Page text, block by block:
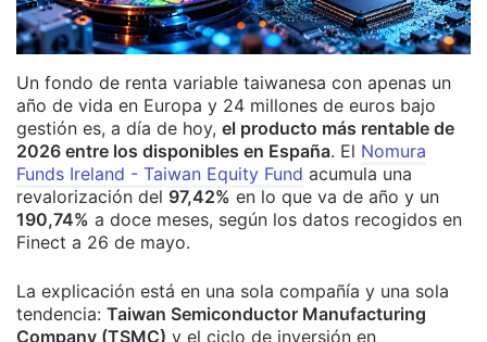
Un fondo de renta variable taiwanesa con apenas un
año de vida en Europa y 24 millones de euros bajo
gestión es, a día de hoy, el producto más rentable de
2026 entre los disponibles en España. El Nomura
Funds Ireland - Taiwan Equity Fund acumula una
revalorización del 97,42% en lo que va de año y un
190,74% a doce meses, según los datos recogidos en
Finect a 26 de mayo.
La explicación está en una sola compañía y una sola
tendencia: Taiwan Semiconductor Manufacturing
Company (TSMC) y el ciclo de inversión en